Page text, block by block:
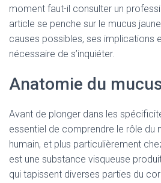
moment faut-il consulter un
article se penche sur le mucus
causes possibles, ses implications
nécessaire de s’inquiéter.
Anatomie du
Avant de plonger dans les
essentiel de comprendre le rôle du
humain, et plus particulièrement
est une substance visqueuse
qui tapissent diverses parties du